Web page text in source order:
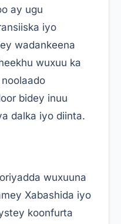
ay ugu
iyo
wadankeena
wuxuu ka
bidey inuu
dalka iyo diinta.
wuxuuna
Xabashida iyo
koonfurta